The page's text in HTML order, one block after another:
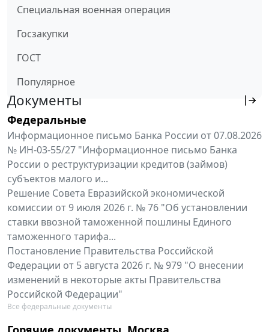
Специальная военная операция
Госзакупки
ГОСТ
Популярное
Документы
Федеральные
Информационное письмо Банка России от 07.08.2026
№ ИН-03-55/27 "Информационное письмо Банка
России о реструктуризации кредитов (займов)
субъектов малого и...
Решение Совета Евразийской экономической
комиссии от 9 июля 2026 г. № 76 "Об установлении
ставки ввозной таможенной пошлины Единого
таможенного тарифа...
Постановление Правительства Российской
Федерации от 5 августа 2026 г. № 979 "О внесении
изменений в некоторые акты Правительства
Российской Федерации"
Все федеральные документы